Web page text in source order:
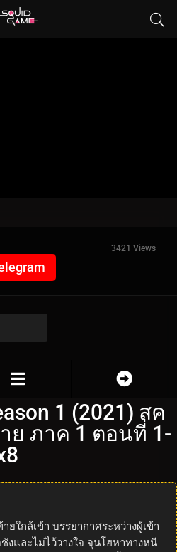
3421 Views
1 (2021) สค
ย ภาค 1 ตอนที่ 1-
ใกล้เข้า บรรยากาศระหว่างผู้เข้า
งและไม่ไว้วางใจ จุนโฮหาทางหนี